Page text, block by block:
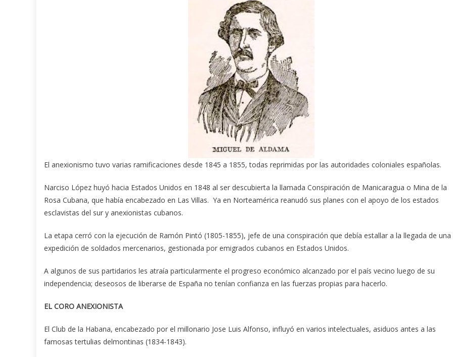
El anexionismo tuvo varias ramificaciones desde 1845 a 1855, todas reprimidas por las autoridades coloniales españolas.
Narciso López huyó hacia Estados Unidos en 1848 al ser descubierta la llamada Conspiración de Manicaragua o Mina de la
Rosa Cubana, que había encabezado en Las Villas. Ya en Norteamérica reanudó sus planes con el apoyo de los estados
esclavistas del sur y anexionistas cubanos.
La etapa cerró con la ejecución de Ramón Pintó (1805-1855), jefe de una conspiración que debía estallar a la llegada de una
expedición de soldados mercenarios, gestionada por emigrados cubanos en Estados Unidos.
A algunos de sus partidarios les atraía particularmente el progreso económico alcanzado por el país vecino luego de su
independencia; deseosos de liberarse de España no tenían confianza en las fuerzas propias para hacerlo.
EL CORO ANEXIONISTA
El Club de la Habana, encabezado por el millonario Jose Luis Alfonso, influyó en varios intelectuales, asiduos antes a las
famosas tertulias delmontinas (1834-1843).